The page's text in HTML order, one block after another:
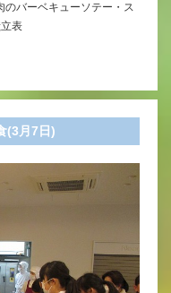
バーベキューソテー・ス
表
(3月7日)